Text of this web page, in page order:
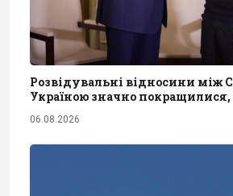
Розвідувальні відносини між
Україною значно
06.08.2026